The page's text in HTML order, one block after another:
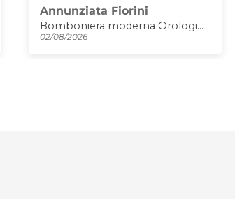
qualità TOP
Matteo Gaudiano
Porta rotoli da cucina Gatto
01/08/2026